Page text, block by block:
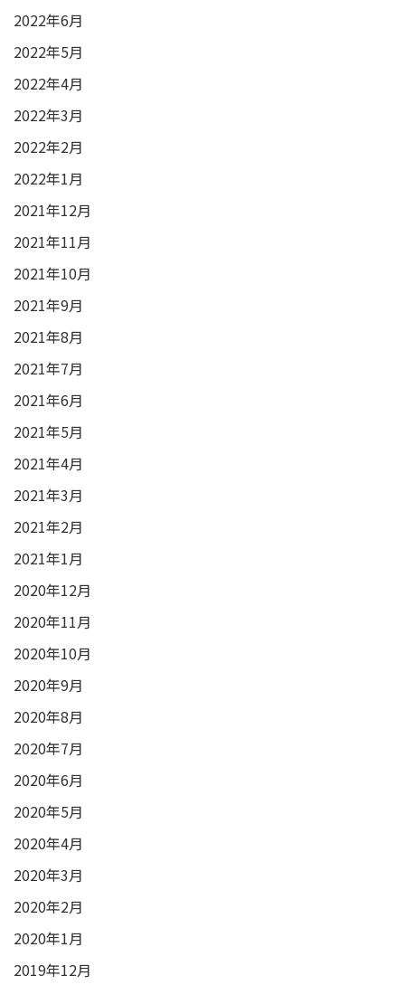
2022年6月
2022年5月
2022年4月
2022年3月
2022年2月
2022年1月
2021年12月
2021年11月
2021年10月
2021年9月
2021年8月
2021年7月
2021年6月
2021年5月
2021年4月
2021年3月
2021年2月
2021年1月
2020年12月
2020年11月
2020年10月
2020年9月
2020年8月
2020年7月
2020年6月
2020年5月
2020年4月
2020年3月
2020年2月
2020年1月
2019年12月